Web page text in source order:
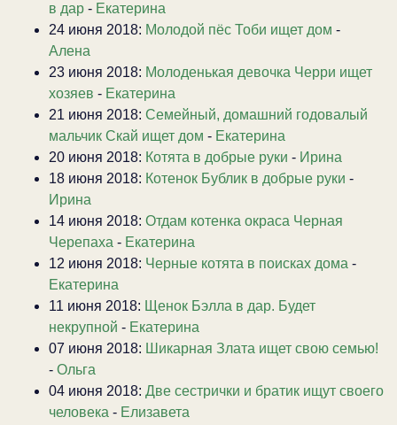
в дар - Екатерина
24 июня 2018: Молодой пёс Тоби ищет дом -
Алена
23 июня 2018: Молоденькая девочка Черри ищет
хозяев - Екатерина
21 июня 2018: Семейный, домашний годовалый
мальчик Скай ищет дом - Екатерина
20 июня 2018: Котята в добрые руки - Ирина
18 июня 2018: Котенок Бублик в добрые руки -
Ирина
14 июня 2018: Отдам котенка окраса Черная
Черепаха - Екатерина
12 июня 2018: Черные котята в поисках дома -
Екатерина
11 июня 2018: Щенок Бэлла в дар. Будет
некрупной - Екатерина
07 июня 2018: Шикарная Злата ищет свою семью!
- Ольга
04 июня 2018: Две сестрички и братик ищут своего
человека - Елизавета